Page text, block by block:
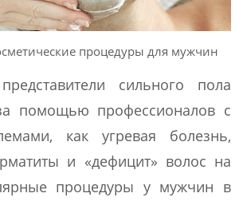
процедуры для мужчин
сильного пола
помощью профессионалов с
как угревая болезнь,
и «дефицит» волос на
процедуры у мужчин в